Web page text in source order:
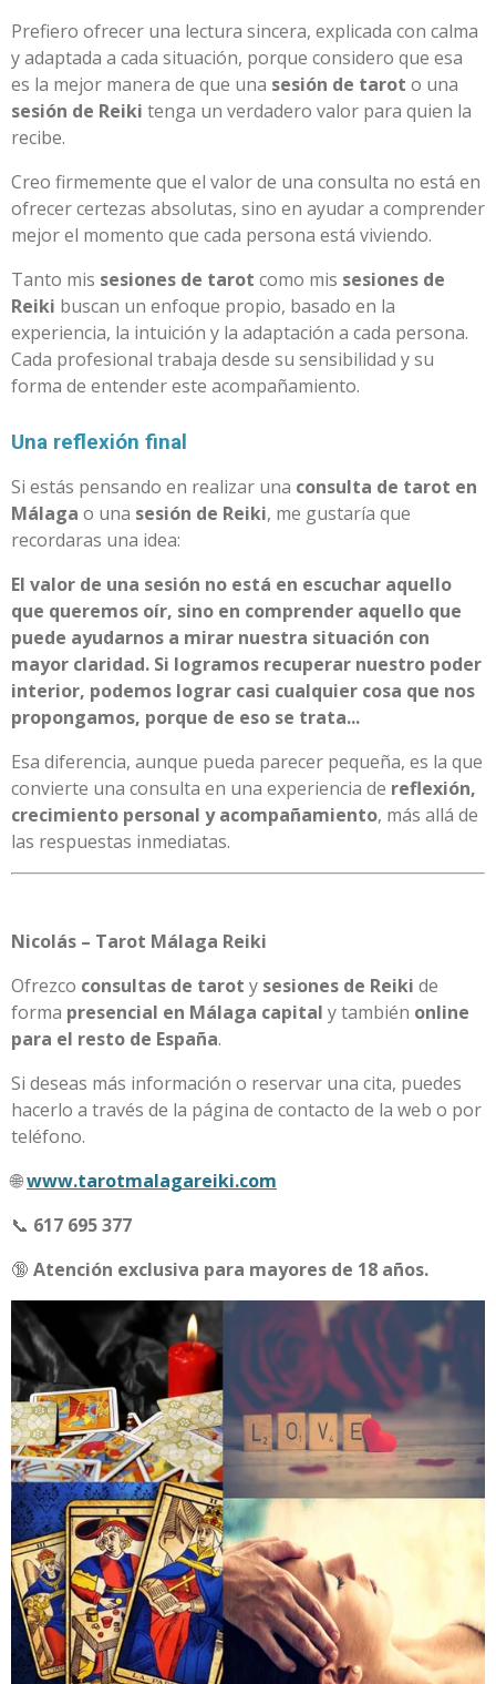
Prefiero ofrecer una lectura sincera, explicada con calma
y adaptada a cada situación, porque considero que esa
es la mejor manera de que una sesión de tarot o una
sesión de Reiki tenga un verdadero valor para quien la
recibe.
Creo firmemente que el valor de una consulta no está en
ofrecer certezas absolutas, sino en ayudar a comprender
mejor el momento que cada persona está viviendo.
Tanto mis sesiones de tarot como mis sesiones de
Reiki buscan un enfoque propio, basado en la
experiencia, la intuición y la adaptación a cada persona.
Cada profesional trabaja desde su sensibilidad y su
forma de entender este acompañamiento.
Una reflexión final
Si estás pensando en realizar una consulta de tarot en
Málaga o una sesión de Reiki, me gustaría que
recordaras una idea:
El valor de una sesión no está en escuchar aquello
que queremos oír, sino en comprender aquello que
puede ayudarnos a mirar nuestra situación con
mayor claridad. Si logramos recuperar nuestro poder
interior, podemos lograr casi cualquier cosa que nos
propongamos, porque de eso se trata...
Esa diferencia, aunque pueda parecer pequeña, es la que
convierte una consulta en una experiencia de reflexión,
crecimiento personal y acompañamiento, más allá de
las respuestas inmediatas.
Nicolás – Tarot Málaga Reiki
Ofrezco consultas de tarot y sesiones de Reiki de
forma presencial en Málaga capital y también online
para el resto de España.
Si deseas más información o reservar una cita, puedes
hacerlo a través de la página de contacto de la web o por
teléfono.
🌐www.tarotmalagareiki.com
📞 617 695 377
🔞 Atención exclusiva para mayores de 18 años.